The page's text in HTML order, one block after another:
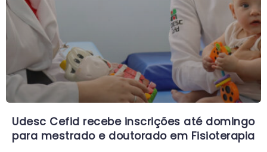
Udesc Cefid recebe inscrições até domingo
para mestrado e doutorado em Fisioterapia